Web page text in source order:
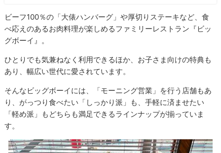
ビーフ100％の「大俵ハンバーグ」や厚切りステーキなど、食
べ応えのあるお肉料理が楽しめるファミリーレストラン『ビッ
グボーイ』。
ひとりでも気兼ねなく利用できるほか、お子さま向けの特典も
あり、幅広い世代に愛されています。
そんなビッグボーイには、「モーニング営業」を行う店舗もあ
り、がっつり食べたい「しっかり派」も、手軽に済ませたい
「軽め派」もどちらも満足できるラインナップが揃っていま
す。